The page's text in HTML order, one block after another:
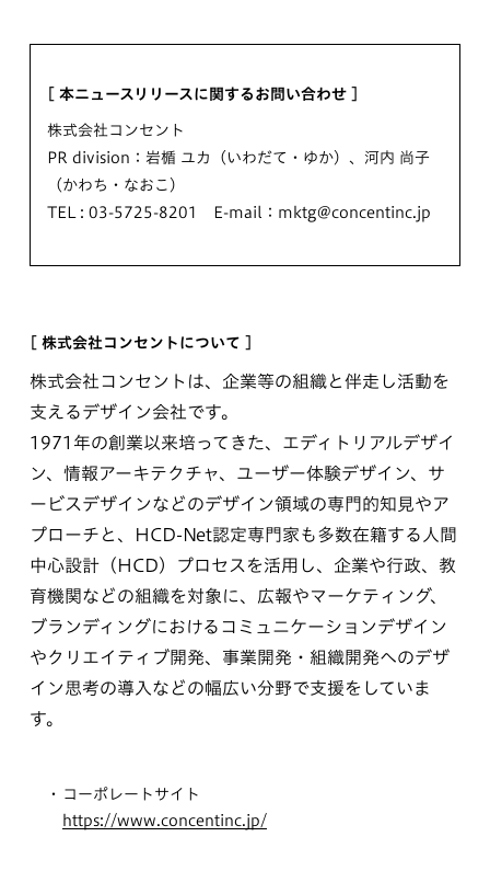
[ 本ニュースリリースに関するお問い合わせ ]
株式会社コンセント
PR division：岩楯 ユカ（いわだて・ゆか）、河内 尚子
（かわち・なおこ）
TEL : 03-5725-8201 E-mail：mktg@concentinc.jp
[ 株式会社コンセントについて ]
株式会社コンセントは、企業等の組織と伴走し活動を
支えるデザイン会社です。
1971年の創業以来培ってきた、エディトリアルデザイ
ン、情報アーキテクチャ、ユーザー体験デザイン、サ
ービスデザインなどのデザイン領域の専門的知見やア
プローチと、HCD-Net認定専門家も多数在籍する人間
中心設計（HCD）プロセスを活用し、企業や行政、教
育機関などの組織を対象に、広報やマーケティング、
ブランディングにおけるコミュニケーションデザイン
やクリエイティブ開発、事業開発・組織開発へのデザ
イン思考の導入などの幅広い分野で支援をしていま
す。
コーポレートサイト
https://www.concentinc.jp/